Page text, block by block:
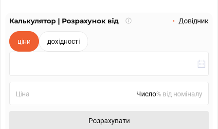
Калькулятор | Розрахунок від
Що
Довідник
ціни дохідності
Ціна % від номіналу
Розрахувати